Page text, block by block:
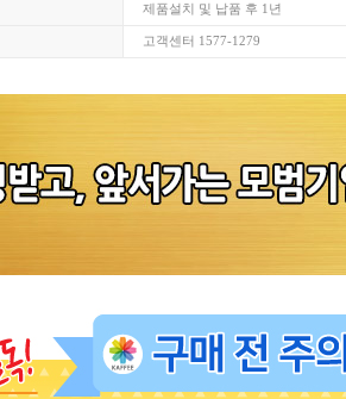
제품설치 및 납품 후 1년
고객센터 1577-1279